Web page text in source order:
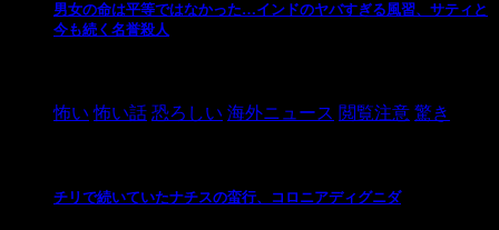
男女の命は平等ではなかった…インドのヤバすぎる風習、サティと
今も続く名誉殺人
怖い 怖い話 恐ろしい 海外ニュース 閲覧注意 驚き
チリで続いていたナチスの蛮行、コロニアディグニダ